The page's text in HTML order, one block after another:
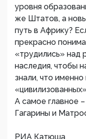
уровня
же Штатов, а
путь в Африку?
прекрасно
«трудились» над
наследия, чтобы
знали, что именно
А самое главное
Гагарины и
РИА Катюша